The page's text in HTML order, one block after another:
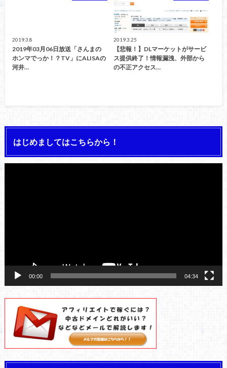
2019.3.8
2019年03月06日放送「さんまの
ホンマでっか！？TV」にALISAの
河井…
2019.3.25
【悲報！】DLマーケットがサービ
ス提供終了！情報漏洩、外部から
の不正アクセス…
はじめましてはこちらから！
00:00 04:34